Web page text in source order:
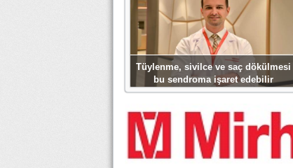
Tüylenme, sivilce ve saç dökülmesi
bu sendroma işaret edebilir